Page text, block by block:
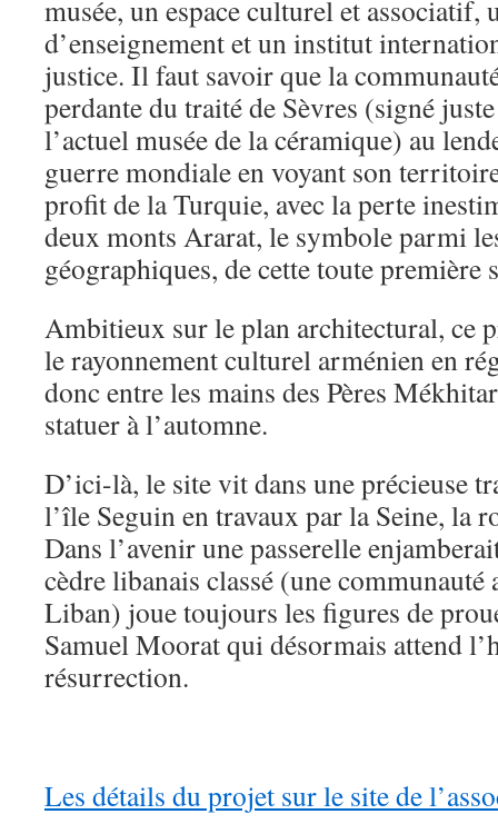
musée, un espace culturel et associatif,
d’enseignement et un institut
justice. Il faut savoir que la
perdante du traité de Sèvres (signé
l’actuel musée de la céramique) au
guerre mondiale en voyant son
profit de la Turquie, avec la perte
deux monts Ararat, le symbole parmi
géographiques, de cette toute première
Ambitieux sur le plan architectural, ce
le rayonnement culturel arménien en
donc entre les mains des Pères
statuer à l’automne.
D’ici-là, le site vit dans une précieuse
l’île Seguin en travaux par la Seine, la
Dans l’avenir une passerelle
cèdre libanais classé (une
Liban) joue toujours les figures de
Samuel Moorat qui désormais attend
résurrection.
Les détails du projet sur le site de